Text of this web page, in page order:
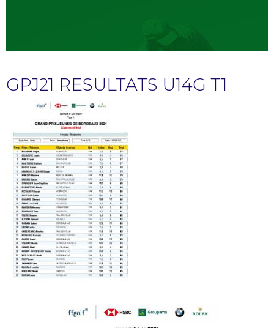
GPJ21 RESULTATS U14G T1